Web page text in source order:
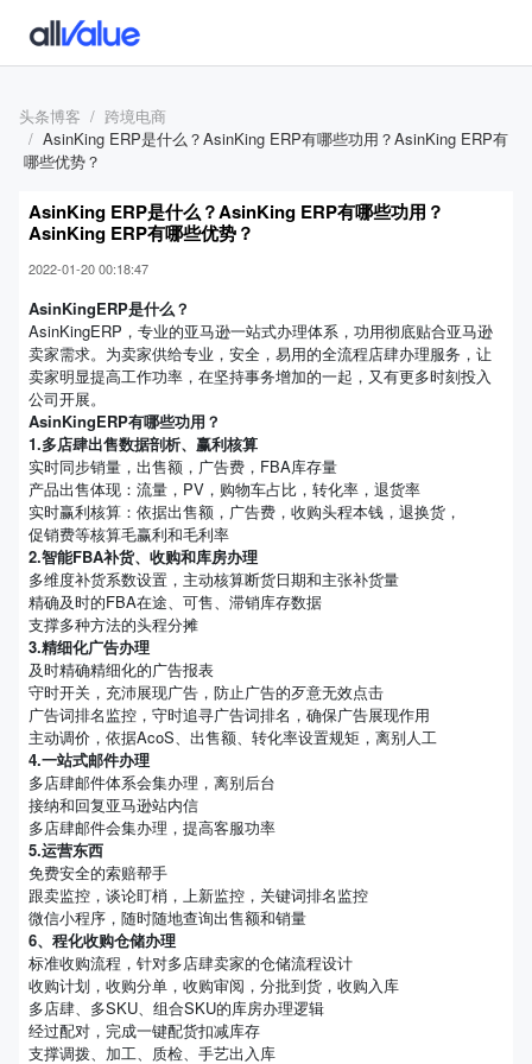
头条博客
跨境电商
AsinKing ERP是什么？AsinKing ERP有哪些功用？AsinKing ERP有
哪些优势？
AsinKing ERP是什么？AsinKing ERP有哪些功用？
AsinKing ERP有哪些优势？
2022-01-20 00:18:47
AsinKingERP是什么？
AsinKingERP，专业的亚马逊一站式办理体系，功用彻底贴合亚马逊
卖家需求。为卖家供给专业，安全，易用的全流程店肆办理服务，让
卖家明显提高工作功率，在坚持事务增加的一起，又有更多时刻投入
公司开展。
AsinKingERP有哪些功用？
1.多店肆出售数据剖析、赢利核算
实时同步销量，出售额，广告费，FBA库存量
产品出售体现：流量，PV，购物车占比，转化率，退货率
实时赢利核算：依据出售额，广告费，收购头程本钱，退换货，
促销费等核算毛赢利和毛利率
2.智能FBA补货、收购和库房办理
多维度补货系数设置，主动核算断货日期和主张补货量
精确及时的FBA在途、可售、滞销库存数据
支撑多种方法的头程分摊
3.精细化广告办理
及时精确精细化的广告报表
守时开关，充沛展现广告，防止广告的歹意无效点击
广告词排名监控，守时追寻广告词排名，确保广告展现作用
主动调价，依据AcoS、出售额、转化率设置规矩，离别人工
4.一站式邮件办理
多店肆邮件体系会集办理，离别后台
接纳和回复亚马逊站内信
多店肆邮件会集办理，提高客服功率
5.运营东西
免费安全的索赔帮手
跟卖监控，谈论盯梢，上新监控，关键词排名监控
微信小程序，随时随地查询出售额和销量
6、程化收购仓储办理
标准收购流程，针对多店肆卖家的仓储流程设计
收购计划，收购分单，收购审阅，分批到货，收购入库
多店肆、多SKU、组合SKU的库房办理逻辑
经过配对，完成一键配货扣减库存
支撑调拨、加工、质检、手艺出入库